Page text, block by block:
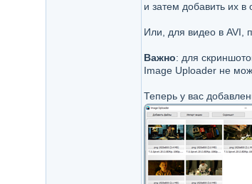
и затем добавить их в
Или, для видео в AVI,
Важно: для
Image Uploader не
Теперь у вас